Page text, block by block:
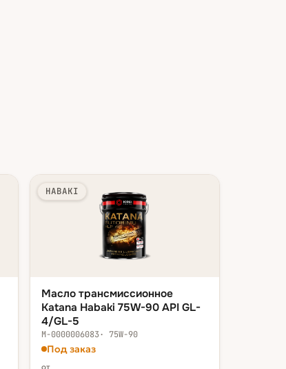
HABAKI
Масло трансмиссионное
Katana Habaki 75W-90 API GL-
4/GL-5
М-0000006083· 75W-90
Под заказ
от